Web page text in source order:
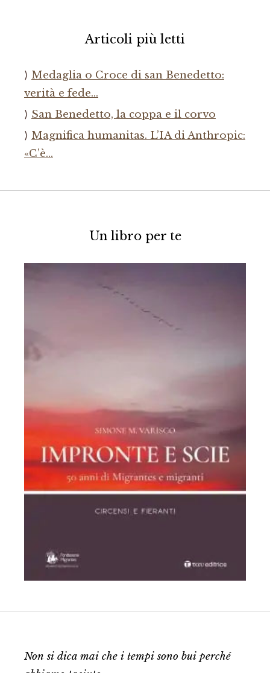
Articoli più letti
Medaglia o Croce di san Benedetto:
verità e fede…
San Benedetto, la coppa e il corvo
Magnifica humanitas. L’IA di Anthropic:
«C’è…
Un libro per te
Non si dica mai che i tempi sono bui perché